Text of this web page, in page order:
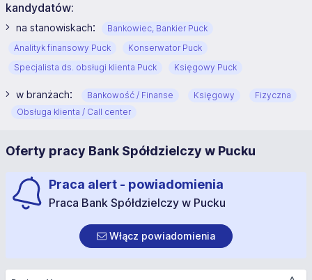
kandydatów:
na stanowiskach:
Bankowiec, Bankier Puck
Analityk finansowy Puck
Konserwator Puck
Specjalista ds. obsługi klienta Puck
Księgowy Puck
w branżach: Bankowość / Finanse Księgowy
Fizyczna
Obsługa klienta / Call center
Oferty pracy Bank Spółdzielczy w Pucku
Praca alert - powiadomienia
Praca Bank Spółdzielczy w Pucku
Włącz powiadomienia